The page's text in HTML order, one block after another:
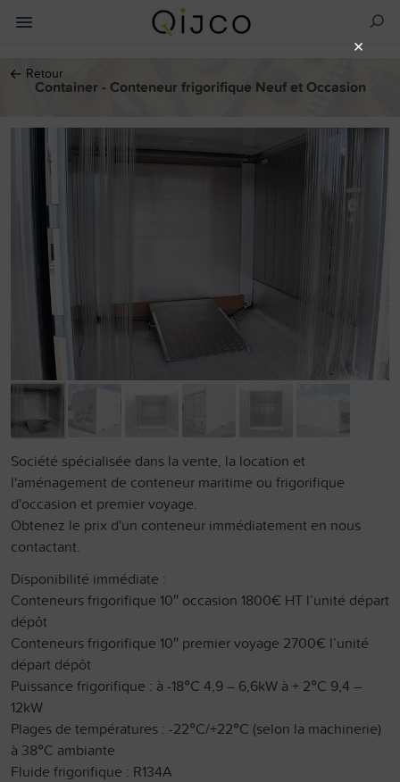
← Retour
Container - Conteneur frigorifique Neuf et Occasion
Société spécialisée dans la vente, la location et
l'aménagement de conteneur maritime ou frigorifique
d'occasion et premier voyage.
Obtenez le prix d'un conteneur immédiatement en nous
contactant.
Disponibilité immédiate :
Conteneurs frigorifique 10″ occasion 1800€ HT l’unité départ
dépôt
Conteneurs frigorifique 10″ premier voyage 2700€ l’unité
départ dépôt
Puissance frigorifique : à -18°C 4,9 – 6,6kW à + 2°C 9,4 –
12kW
Plages de températures : -22°C/+22°C (selon la machinerie)
à 38°C ambiante
Fluide frigorifique : R134A
×